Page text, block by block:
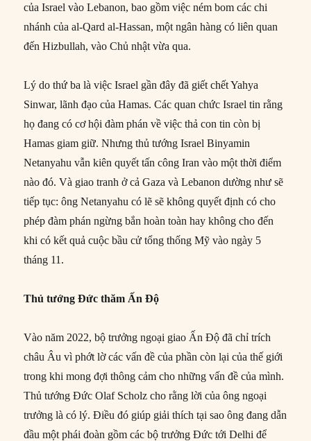
của Israel vào Lebanon, bao gồm việc ném bom các chi
nhánh của al-Qard al-Hassan, một ngân hàng có liên quan
đến Hizbullah, vào Chủ nhật vừa qua.
Lý do thứ ba là việc Israel gần đây đã giết chết Yahya
Sinwar, lãnh đạo của Hamas. Các quan chức Israel tin rằng
họ đang có cơ hội đàm phán về việc thả con tin còn bị
Hamas giam giữ. Nhưng thủ tướng Israel Binyamin
Netanyahu vẫn kiên quyết tấn công Iran vào một thời điểm
nào đó. Và giao tranh ở cả Gaza và Lebanon dường như sẽ
tiếp tục: ông Netanyahu có lẽ sẽ không quyết định có cho
phép đàm phán ngừng bắn hoàn toàn hay không cho đến
khi có kết quả cuộc bầu cử tổng thống Mỹ vào ngày 5
tháng 11.
Thủ tướng Đức thăm Ấn Độ
Vào năm 2022, bộ trưởng ngoại giao Ấn Độ đã chỉ trích
châu Âu vì phớt lờ các vấn đề của phần còn lại của thế giới
trong khi mong đợi thông cảm cho những vấn đề của mình.
Thủ tướng Đức Olaf Scholz cho rằng lời của ông ngoại
trưởng là có lý. Điều đó giúp giải thích tại sao ông đang dẫn
đầu một phái đoàn gồm các bộ trưởng Đức tới Delhi để